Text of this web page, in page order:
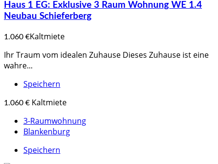
Haus 1 EG: Exklusive 3 Raum Wohnung WE 1.4
Neubau Schieferberg
1.060 €Kaltmiete
Ihr Traum vom idealen Zuhause Dieses Zuhause ist eine
wahre...
Speichern
1.060 € Kaltmiete
3-Raumwohnung
Blankenburg
Speichern